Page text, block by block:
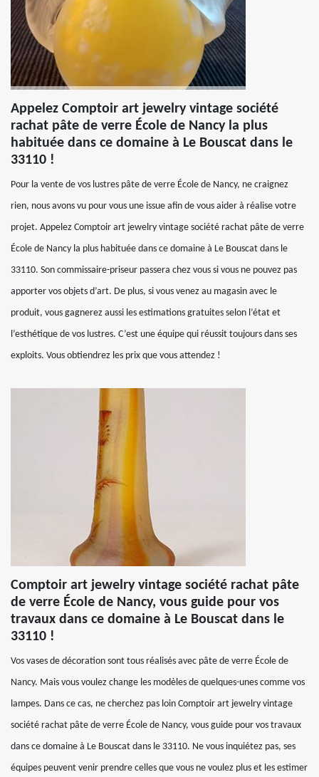
Appelez Comptoir art jewelry vintage société
rachat pâte de verre École de Nancy la plus
habituée dans ce domaine à Le Bouscat dans le
33110 !
Pour la vente de vos lustres pâte de verre École de Nancy, ne craignez
rien, nous avons vu pour vous une issue afin de vous aider à réalise votre
projet. Appelez Comptoir art jewelry vintage société rachat pâte de verre
École de Nancy la plus habituée dans ce domaine à Le Bouscat dans le
33110. Son commissaire-priseur passera chez vous si vous ne pouvez pas
apporter vos objets d’art. De plus, si vous venez au magasin avec le
produit, vous gagnerez aussi les estimations gratuites selon l’état et
l’esthétique de vos lustres. C’est une équipe qui réussit toujours dans ses
exploits. Vous obtiendrez les prix que vous attendez !
Comptoir art jewelry vintage société rachat pâte
de verre École de Nancy, vous guide pour vos
travaux dans ce domaine à Le Bouscat dans le
33110 !
Vos vases de décoration sont tous réalisés avec pâte de verre École de
Nancy. Mais vous voulez change les modèles de quelques-unes comme vos
lampes. Dans ce cas, ne cherchez pas loin Comptoir art jewelry vintage
société rachat pâte de verre École de Nancy, vous guide pour vos travaux
dans ce domaine à Le Bouscat dans le 33110. Ne vous inquiétez pas, ses
équipes peuvent venir prendre celles que vous ne voulez plus et les estimer